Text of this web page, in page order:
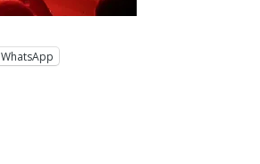
WhatsApp